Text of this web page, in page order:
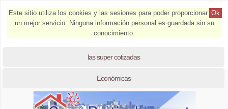
Ok
Este sitio utiliza los cookies y las sesiones para poder proporcionar
un mejor servicio. Ninguna información personal es guardada sin su
conocimiento.
las super cotizadas
Económicas